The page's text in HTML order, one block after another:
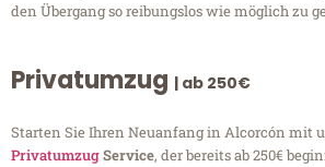
den Übergang so reibungslos wie möglich zu
Privatumzug | ab 250€
Starten Sie Ihren Neuanfang in Alcorcón mit
PrivatumzugService, der bereits ab 250€